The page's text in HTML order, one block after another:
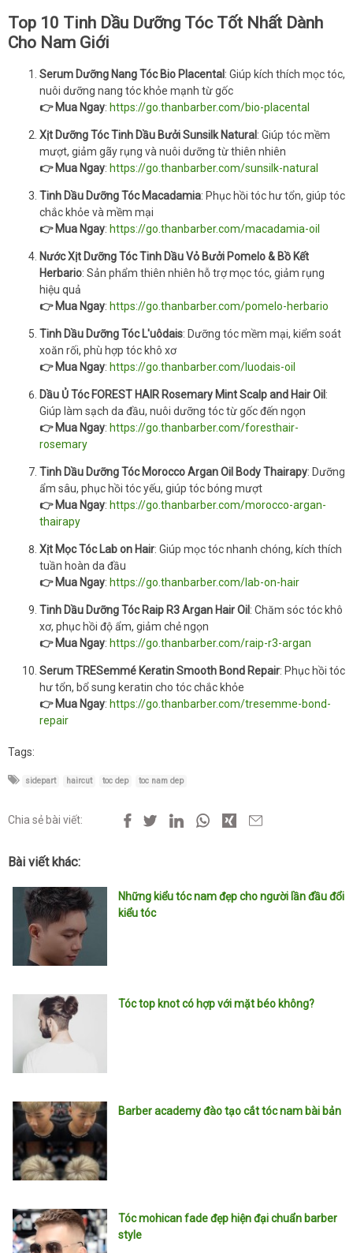
Top 10 Tinh Dầu Dưỡng Tóc Tốt Nhất Dành
Cho Nam Giới
Serum Dưỡng Nang Tóc Bio Placental : Giúp kích thích mọc tóc,
nuôi dưỡng nang tóc khỏe mạnh từ gốc
👉 Mua Ngay: https://go.thanbarber.com/bio-placental
Xịt Dưỡng Tóc Tinh Dầu Bưởi Sunsilk Natural : Giúp tóc mềm
mượt, giảm gãy rụng và nuôi dưỡng từ thiên nhiên
👉 Mua Ngay: https://go.thanbarber.com/sunsilk-natural
Tinh Dầu Dưỡng Tóc Macadamia: Phục hồi tóc hư tổn, giúp tóc
chắc khỏe và mềm mại
👉 Mua Ngay: https://go.thanbarber.com/macadamia-oil
Nước Xịt Dưỡng Tóc Tinh Dầu Vỏ Bưởi Pomelo & Bồ Kết
Herbario: Sản phẩm thiên nhiên hỗ trợ mọc tóc, giảm rụng
hiệu quả
👉 Mua Ngay: https://go.thanbarber.com/pomelo-herbario
Tinh Dầu Dưỡng Tóc L'uôdais: Dưỡng tóc mềm mại, kiểm soát
xoăn rối, phù hợp tóc khô xơ
👉 Mua Ngay: https://go.thanbarber.com/luodais-oil
Dầu Ủ Tóc FOREST HAIR Rosemary Mint Scalp and Hair Oil :
Giúp làm sạch da đầu, nuôi dưỡng tóc từ gốc đến ngọn
👉 Mua Ngay: https://go.thanbarber.com/foresthair-
rosemary
Tinh Dầu Dưỡng Tóc Morocco Argan Oil Body Thairapy: Dưỡng
ẩm sâu, phục hồi tóc yếu, giúp tóc bóng mượt
👉 Mua Ngay: https://go.thanbarber.com/morocco-argan-
thairapy
Xịt Mọc Tóc Lab on Hair: Giúp mọc tóc nhanh chóng, kích thích
tuần hoàn da đầu
👉 Mua Ngay: https://go.thanbarber.com/lab-on-hair
Tinh Dầu Dưỡng Tóc Raip R3 Argan Hair Oil : Chăm sóc tóc khô
xơ, phục hồi độ ẩm, giảm chẻ ngọn
👉 Mua Ngay: https://go.thanbarber.com/raip-r3-argan
Serum TRESemmé Keratin Smooth Bond Repair: Phục hồi tóc
hư tổn, bổ sung keratin cho tóc chắc khỏe
👉 Mua Ngay: https://go.thanbarber.com/tresemme-bond-
repair
Tags:
sidepart haircut toc dep toc nam dep
Chia sẻ bài viết:
Bài viết khác:
Những kiểu tóc nam đẹp cho người lần đầu đổi
kiểu tóc
Tóc top knot có hợp với mặt béo không?
Barber academy đào tạo cắt tóc nam bài bản
Tóc mohican fade đẹp hiện đại chuẩn barber
style